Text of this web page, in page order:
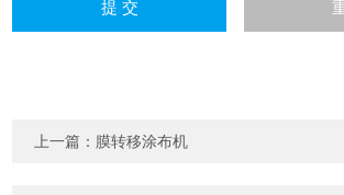
上一篇： 膜转移涂布机